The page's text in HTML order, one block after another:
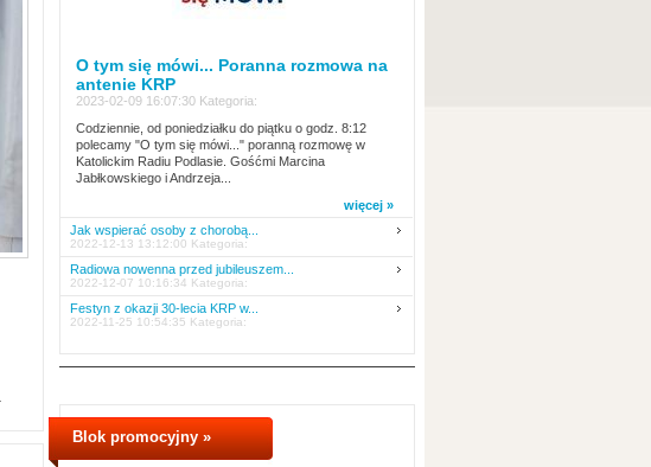
O tym się mówi... Poranna rozmowa na
antenie KRP
2023-02-09 16:07:30 Kategoria:
Codziennie, od poniedziałku do piątku o godz. 8:12
polecamy "O tym się mówi..." poranną rozmowę w
Katolickim Radiu Podlasie. Gośćmi Marcina
Jabłkowskiego i Andrzeja...
więcej »
Jak wspierać osoby z chorobą...
2022-12-13 13:12:00 Kategoria:
Radiowa nowenna przed jubileuszem...
2022-12-07 10:16:34 Kategoria:
Festyn z okazji 30-lecia KRP w...
2022-11-25 10:54:35 Kategoria:
Blok promocyjny »